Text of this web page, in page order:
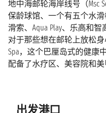
出发港口
地中海邮轮海岸线号（Msc
保龄球馆、一个有五个水
滑索、Aqua Play、乐高和
对于那些想在邮轮上放松身
Spa，这个巴厘岛式的健康
配备了水疗区、美容院和美